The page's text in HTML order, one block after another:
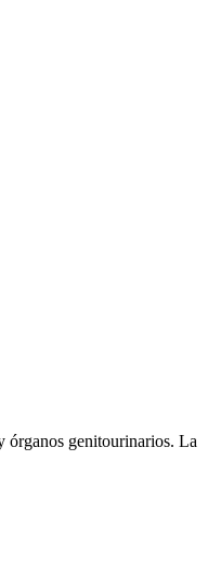
órganos genitourinarios. La